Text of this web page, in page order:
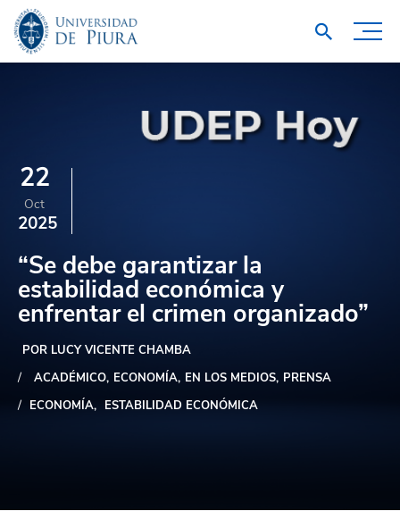
22
Oct
2025
“Se debe garantizar la
estabilidad económica y
enfrentar el crimen organizado”
POR LUCY VICENTE CHAMBA
ACADÉMICO ECONOMÍA EN LOS MEDIOS PRENSA
ECONOMÍA
ESTABILIDAD ECONÓMICA